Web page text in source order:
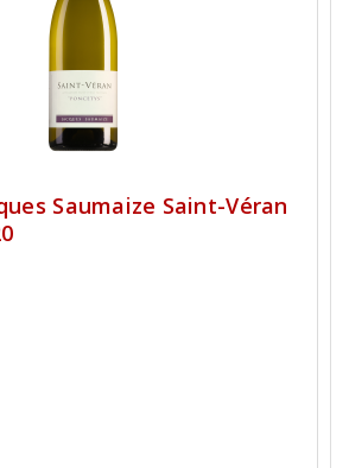
Saumaize Saint-Véran